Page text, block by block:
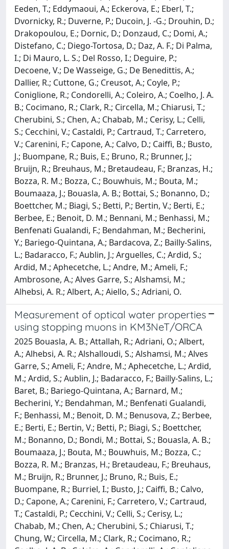
Eeden, T.; Eddymaoui, A.; Eckerova, E.; Eberl, T.;
Dvornicky, R.; Duverne, P.; Ducoin, J. -G.; Drouhin, D.;
Drakopoulou, E.; Dornic, D.; Donzaud, C.; Domi, A.;
Distefano, C.; Diego-Tortosa, D.; Daz, A. F.; Di Palma,
I.; Di Mauro, L. S.; Del Rosso, I.; Deguire, P.;
Decoene, V.; De Wasseige, G.; De Benedittis, A.;
Dallier, R.; Cuttone, G.; Creusot, A.; Coyle, P.;
Coniglione, R.; Condorelli, A.; Coleiro, A.; Coelho, J. A.
B.; Cocimano, R.; Clark, R.; Circella, M.; Chiarusi, T.;
Cherubini, S.; Chen, A.; Chabab, M.; Cerisy, L.; Celli,
S.; Cecchini, V.; Castaldi, P.; Cartraud, T.; Carretero,
V.; Carenini, F.; Capone, A.; Calvo, D.; Caiffi, B.; Busto,
J.; Buompane, R.; Buis, E.; Bruno, R.; Brunner, J.;
Bruijn, R.; Breuhaus, M.; Bretaudeau, F.; Branzas, H.;
Bozza, R. M.; Bozza, C.; Bouwhuis, M.; Bouta, M.;
Boumaaza, J.; Bouasla, A. B.; Bottai, S.; Bonanno, D.;
Boettcher, M.; Biagi, S.; Betti, P.; Bertin, V.; Berti, E.;
Berbee, E.; Benoit, D. M.; Bennani, M.; Benhassi, M.;
Benfenati Gualandi, F.; Bendahman, M.; Becherini,
Y.; Bariego-Quintana, A.; Bardacova, Z.; Bailly-Salins,
L.; Badaracco, F.; Aublin, J.; Arguelles, C.; Ardid, S.;
Ardid, M.; Aphecetche, L.; Andre, M.; Ameli, F.;
Ambrosone, A.; Alves Garre, S.; Alshamsi, M.;
Alhebsi, A. R.; Albert, A.; Aiello, S.; Adriani, O.
Measurement of optical water properties
using stopping muons in KM3NeT/ORCA
2025 Bouasla, A. B.; Attallah, R.; Adriani, O.; Albert,
A.; Alhebsi, A. R.; Alshalloudi, S.; Alshamsi, M.; Alves
Garre, S.; Ameli, F.; Andre, M.; Aphecetche, L.; Ardid,
M.; Ardid, S.; Aublin, J.; Badaracco, F.; Bailly-Salins, L.;
Baret, B.; Bariego-Quintana, A.; Barnard, M.;
Becherini, Y.; Bendahman, M.; Benfenati Gualandi,
F.; Benhassi, M.; Benoit, D. M.; Benusova, Z.; Berbee,
E.; Berti, E.; Bertin, V.; Betti, P.; Biagi, S.; Boettcher,
M.; Bonanno, D.; Bondi, M.; Bottai, S.; Bouasla, A. B.;
Boumaaza, J.; Bouta, M.; Bouwhuis, M.; Bozza, C.;
Bozza, R. M.; Branzas, H.; Bretaudeau, F.; Breuhaus,
M.; Bruijn, R.; Brunner, J.; Bruno, R.; Buis, E.;
Buompane, R.; Burriel, I.; Busto, J.; Caiffi, B.; Calvo,
D.; Capone, A.; Carenini, F.; Carretero, V.; Cartraud,
T.; Castaldi, P.; Cecchini, V.; Celli, S.; Cerisy, L.;
Chabab, M.; Chen, A.; Cherubini, S.; Chiarusi, T.;
Chung, W.; Circella, M.; Clark, R.; Cocimano, R.;